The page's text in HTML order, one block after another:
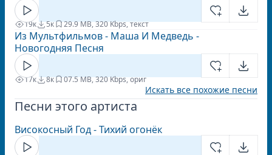
19к 5к 29.9 MB, 320 Kbps, текст
Из Мультфильмов - Маша И Медведь -
Новогодняя Песня
17к 8к 07.5 MB, 320 Kbps, ориг
Искать все похожие песни
Песни этого артиста
Високосный Год - Тихий огонёк